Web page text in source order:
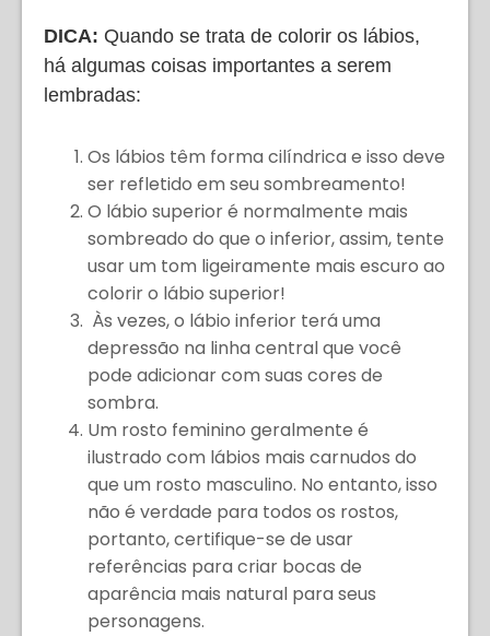
DICA: Quando se trata de colorir os lábios,
há algumas coisas importantes a serem
lembradas:
Os lábios têm forma cilíndrica e isso deve
ser refletido em seu sombreamento!
O lábio superior é normalmente mais
sombreado do que o inferior, assim, tente
usar um tom ligeiramente mais escuro ao
colorir o lábio superior!
Às vezes, o lábio inferior terá uma
depressão na linha central que você
pode adicionar com suas cores de
sombra.
Um rosto feminino geralmente é
ilustrado com lábios mais carnudos do
que um rosto masculino. No entanto, isso
não é verdade para todos os rostos,
portanto, certifique-se de usar
referências para criar bocas de
aparência mais natural para seus
personagens.